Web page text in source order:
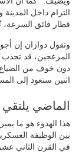
الترام داخل
قطار فائق السرعة،
وتقول دوازان إن
المزعجين، قد
دون خوف من
اثنين ستعود إلى
الماضي يلتقي
هذا الهدوء هو ما
بين الوظيفة
في القرن الثاني